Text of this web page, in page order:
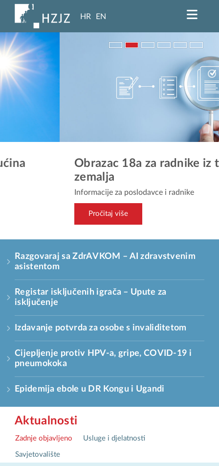
HR EN
Obrazac 18a za radnike iz trećih
Informacije za poslodavce i radnike
Razgovaraj sa ZdrAVKOM – AI zdravstvenim
asistentom
Registar isključenih igrača – Upute za
isključenje
Izdavanje potvrda za osobe s invaliditetom
Cijepljenje protiv HPV-a, gripe, COVID-19 i
pneumokoka
Epidemija ebole u DR Kongu i Ugandi
Aktualnosti
Zadnje objavljeno Usluge i djelatnosti
Savjetovalište